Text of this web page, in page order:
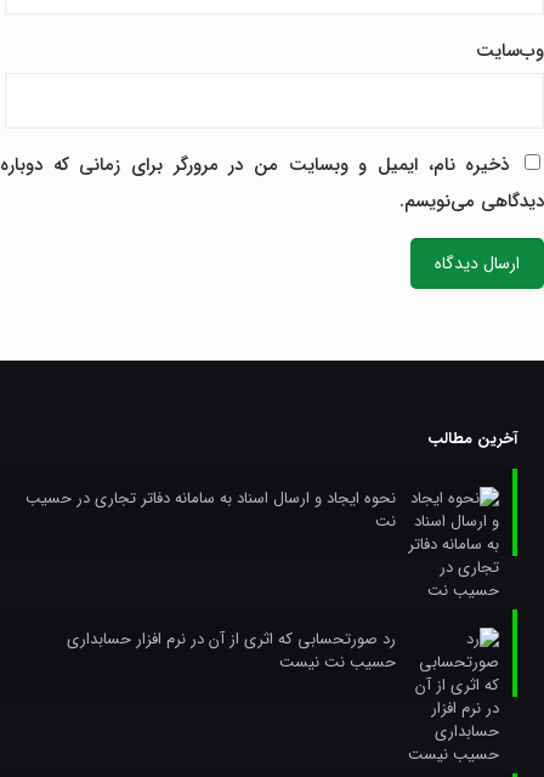
وب‌سایت
ذخیره نام، ایمیل و وبسایت من در مرورگر برای زمانی که دوباره
دیدگاهی می‌نویسم.
آخرین مطالب
نحوه ایجاد و ارسال اسناد به سامانه دفاتر تجاری در حسیب
نت
رد صورتحسابی که اثری از آن در نرم افزار حسابداری
حسیب نت نیست